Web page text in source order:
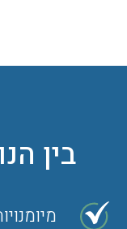
בין